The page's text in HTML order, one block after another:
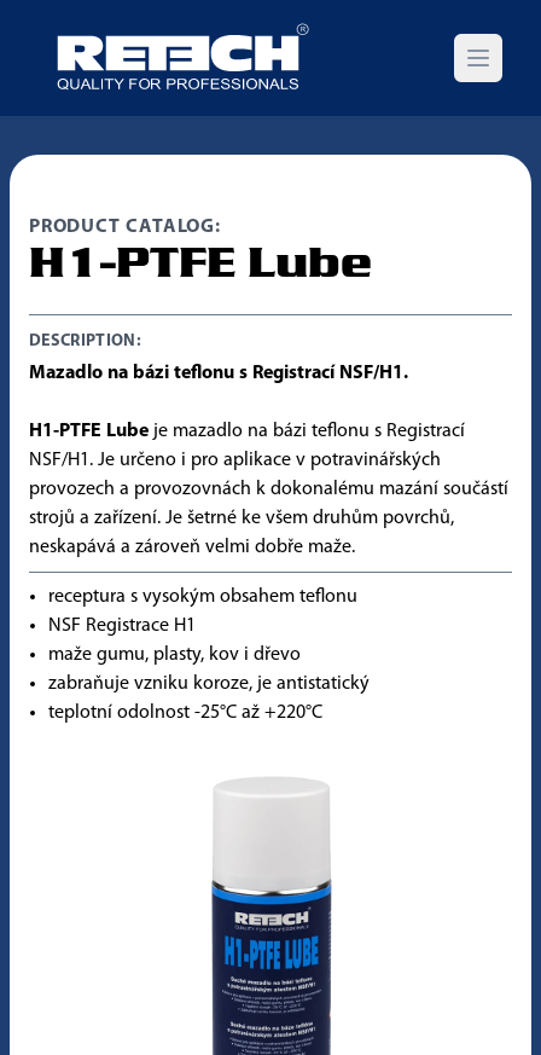
Open
PRODUCT CATALOG:
H1-PTFE Lube
DESCRIPTION:
Mazadlo na bázi teflonu s Registrací NSF/H1.
H1-PTFE Lube je mazadlo na bázi teflonu s Registrací
NSF/H1. Je určeno i pro aplikace v potravinářských
provozech a provozovnách k dokonalému mazání součástí
strojů a zařízení. Je šetrné ke všem druhům povrchů,
neskapává a zároveň velmi dobře maže.
receptura s vysokým obsahem teflonu
NSF Registrace H1
maže gumu, plasty, kov i dřevo
zabraňuje vzniku koroze, je antistatický
teplotní odolnost -25°C až +220°C